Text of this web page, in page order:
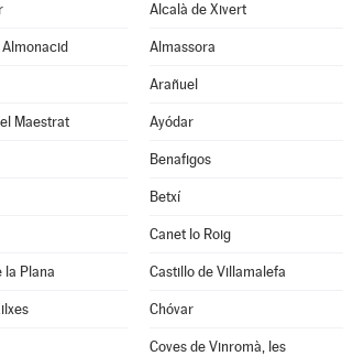
Alcalà de Xivert
Almassora
Arañuel
Maestrat Ayódar
Benafigos
Betxí
Canet lo Roig
la Plana Castillo de Villamalefa
Chóvar
Coves de Vinromà, les